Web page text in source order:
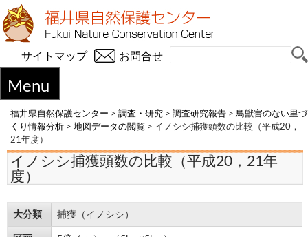
お問合せ
サイトマップ
Menu
福井県自然保護センター > 調査・研究 > 調査研究報告 > 鳥獣害のない里づ
くり情報分析 > 地図データの閲覧 > イノシシ捕獲頭数の比較（平成20，
21年度）
イノシシ捕獲頭数の比較（平成20，21年
度）
大分類 捕獲（イノシシ）